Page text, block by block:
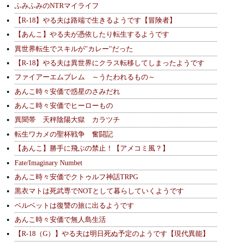
ふみふみのNTRマイライフ
【R-18】やる夫は路端で生きるようです【冒険者】
【あんこ】やる夫が憑依したり転生するようです
異世界転生でスキルが"カレー"だった
【R-18】やる夫は異世界にクラス転移してしまったようです
ファイアーエムブレム ～うたわれるもの～
あんこ時々安価で惑星のさみだれ
あんこ時々安価でヒーローもの
異聞帯 天秤陰陽大獄 カラツチ
転生ワカメの聖杯戦争 奮闘記
【あんこ】勝手に飛ぶの禁止！【アメコミ風？】
Fate/Imaginary Numbet
あんこ時々安価でクトゥルフ神話TRPG
黒衣マトは死武専でNOTとして暮らしていくようです
ベルベットは復讐の旅に出るようです
あんこ時々安価で無人島生活
【R-18（G）】やる夫は明日死ぬ予定のようです【現代異能】